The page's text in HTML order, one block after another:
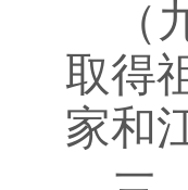
取得
家和